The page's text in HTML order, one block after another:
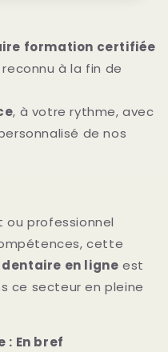
formation certifiée
à la fin de
, à votre rythme, avec
de nos
ou professionnel
cette
en ligne est
ce secteur en pleine
: En bref